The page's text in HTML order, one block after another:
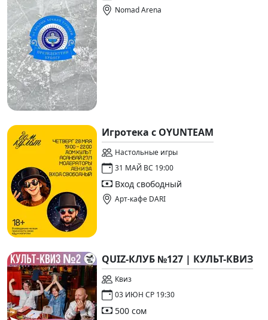
Nomad Arena
Игротека с OYUNTEAM
Настольные игры
31 МАЙ ВС 19:00
Вход свободный
Арт-кафе DARI
QUIZ-КЛУБ №127 | КУЛЬТ-КВИЗ
Квиз
03 ИЮН СР 19:30
500 сом